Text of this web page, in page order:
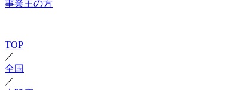
事業主の方
TOP
／
全国
／